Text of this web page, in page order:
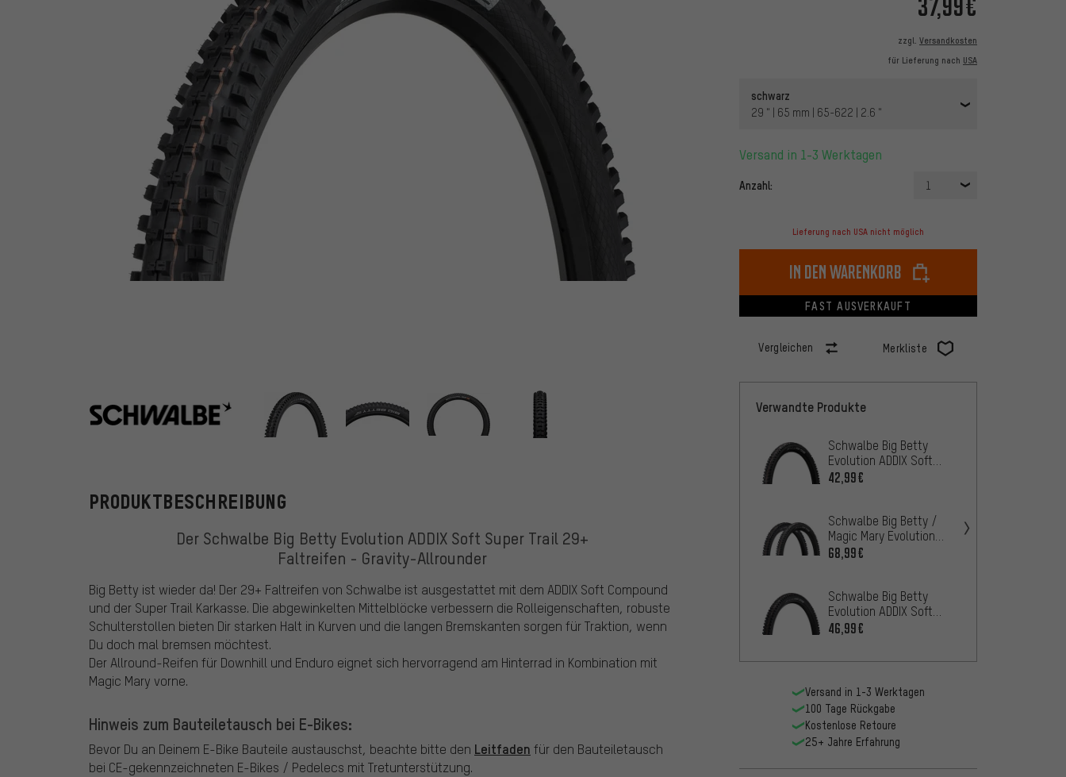
zzgl. Versandkosten
für Lieferung nach USA
schwarz
29 " | 65 mm | 65-622 | 2.6 "
Versand in 1-3 Werktagen
Anzahl: 1
Lieferung nach USA nicht möglich
In den Warenkorb
FAST AUSVERKAUFT
Vergleichen Merkliste
Schwalbe
PRODUKTBESCHREIBUNG
Der Schwalbe Big Betty Evolution ADDIX Soft Super Trail 29+
Faltreifen - Gravity-Allrounder
Big Betty ist wieder da! Der 29+ Faltreifen von Schwalbe ist ausgestattet mit dem ADDIX Soft Compound
und der Super Trail Karkasse. Die abgewinkelten Mittelblöcke verbessern die Rolleigenschaften, robuste
Schulterstollen bieten Dir starken Halt in Kurven und die langen Bremskanten sorgen für Traktion, wenn
Du doch mal bremsen möchtest.
Der Allround-Reifen für Downhill und Enduro eignet sich hervorragend am Hinterrad in Kombination mit
Magic Mary vorne.
Hinweis zum Bauteiletausch bei E-Bikes:
Bevor Du an Deinem E-Bike Bauteile austauschst, beachte bitte den Leitfaden für den Bauteiletausch
bei CE-gekennzeichneten E-Bikes / Pedelecs mit Tretunterstützung.
Verwandte Produkte
Schwalbe Big Betty
Evolution ADDIX Soft
Super Trail 29"
42,99€
Schwalbe Big Betty /
Magic Mary Evolution
ADDIX Soft 29"
68,99€
Schwalbe Big Betty
Evolution ADDIX Soft
Super Gravity 29+
46,99€
Versand in 1-3 Werktagen
100 Tage Rückgabe
Kostenlose Retoure
25+ Jahre Erfahrung